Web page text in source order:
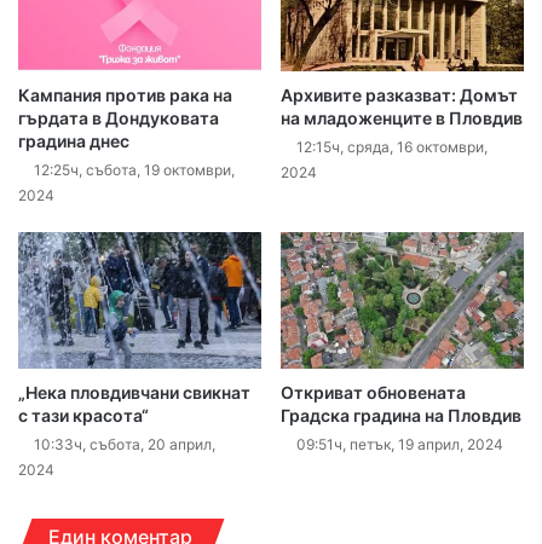
Кампания против рака на
гърдата в Дондуковата
градина днес
12:25ч, събота, 19 октомври,
2024
Архивите разказват: Домът
на младоженците в Пловдив
12:15ч, сряда, 16 октомври,
2024
„Нека пловдивчани свикнат
с тази красота“
10:33ч, събота, 20 април,
2024
Откриват обновената
Градска градина на Пловдив
09:51ч, петък, 19 април, 2024
Един коментар